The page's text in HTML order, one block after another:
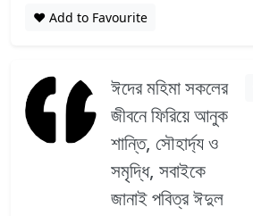
❤️ Add to Favourite
ঈদের মহিমা সকলের
জীবনে ফিরিয়ে আনুক
শান্তি, সৌহার্দ্য ও
সমৃদ্ধি, সবাইকে
জানাই পবিত্র ঈদুল